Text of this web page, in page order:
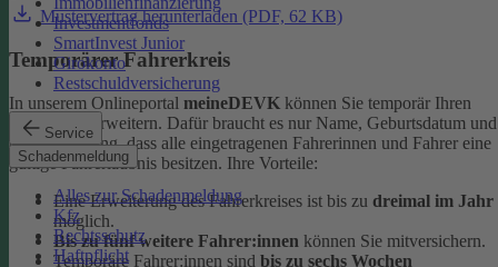
Investmentfonds
SmartInvest Junior
Girokonto
Restschuldversicherung
Service
Schadenmeldung
Alles zur Schadenmeldung
Kfz
Rechtsschutz
Haftpflicht
Mustervertrag herunterladen (PDF, 62 KB)
Temporärer Fahrerkreis
In unserem Onlineportal meineDEVK können Sie temporär Ihren
Fahrerkreis erweitern. Dafür braucht es nur Name, Geburtsdatum und
die Bestätigung, dass alle eingetragenen Fahrerinnen und Fahrer eine
gültige Fahrerlaubnis besitzen. Ihre Vorteile:
Eine Erweiterung des Fahrerkreises ist bis zu dreimal im Jahr
möglich.
Bis zu fünf weitere Fahrer:innen können Sie mitversichern.
Temporäre Fahrer:innen sind bis zu sechs Wochen